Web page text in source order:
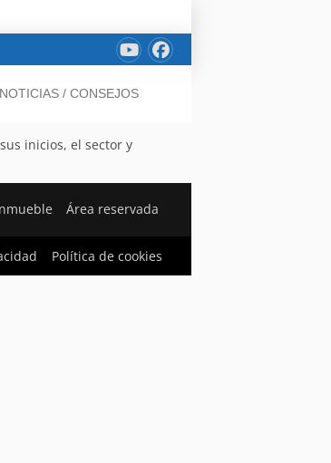
NOTICIAS / CONSEJOS
inicios, el sector y
Área reservada
Política de cookies